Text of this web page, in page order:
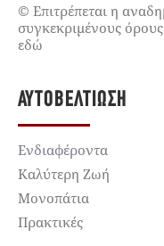
© Επιτρέπεται η
συγκεκριμένους
εδώ
ΑΥΤΟΒΕΛΤΊΩΣΗ
Ενδιαφέροντα
Καλύτερη Ζωή
Μονοπάτια
Πρακτικές